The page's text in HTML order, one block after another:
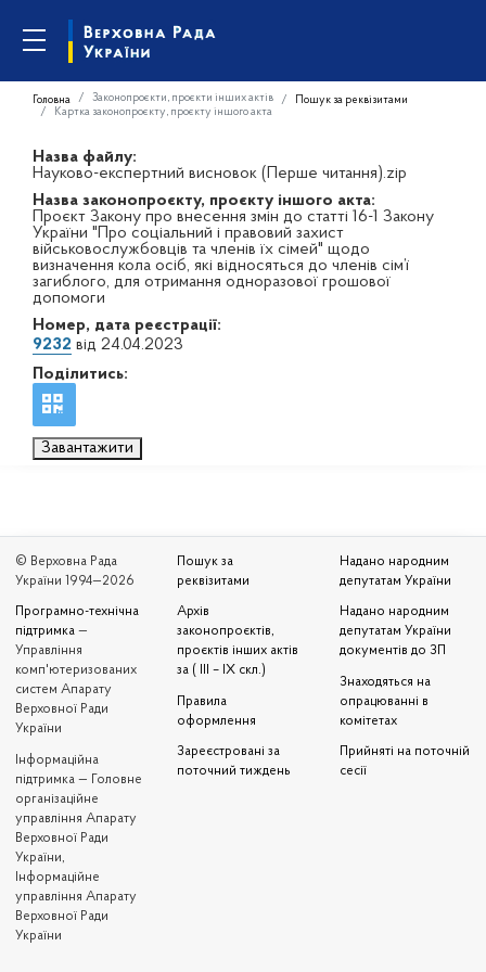
Головна Законопроєкти, проєкти інших актів
Пошук за реквізитами
Картка законопроєкту, проєкту іншого акта
Назва файлу:
Науково-експертний висновок (Перше читання).zip
Назва законопроєкту, проєкту іншого акта:
Проєкт Закону про внесення змін до статті 16-1 Закону
України "Про соціальний і правовий захист
військовослужбовців та членів їх сімей" щодо
визначення кола осіб, які відносяться до членів сім’ї
загиблого, для отримання одноразової грошової
допомоги
Номер, дата реєстрації:
9232 від 24.04.2023
Поділитись:
Завантажити
© Верховна Рада
України 1994—2026
Програмно-технічна
підтримка —
Управління
комп'ютеризованих
систем Апарату
Верховної Ради
України
Iнформаційна
підтримка — Головне
організаційне
управління Апарату
Верховної Ради
України,
Інформаційне
управління Апарату
Верховної Ради
України
Пошук за
реквізитами
Архів
законопроєктів,
проєктів інших актів
за ( III – IX скл.)
Правила
оформлення
Зареєстровані за
поточний тиждень
Надано народним
депутатам України
Надано народним
депутатам України
документів до ЗП
Знаходяться на
опрацюванні в
комітетах
Прийняті на поточній
сесії